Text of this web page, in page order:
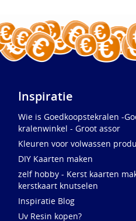
Inspiratie
Wie is Goedkoopstekralen -
kralenwinkel - Groot assor
Kleuren voor volwassen
DIY Kaarten maken
zelf hobby - Kerst kaarten
kerstkaart knutselen
Inspiratie Blog
Uv Resin kopen?